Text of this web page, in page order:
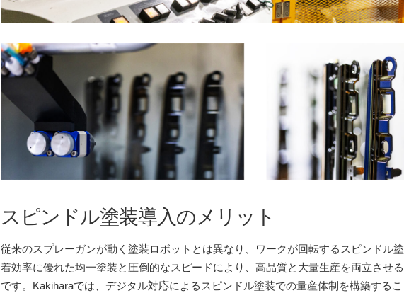
スピンドル塗装導入のメリット
従来のスプレーガンが動く塗装ロボットとは異なり、ワークが回転するスピンドル
着効率に優れた均一塗装と圧倒的なスピードにより、高品質と大量生産を両立させ
です。Kakiharaでは、デジタル対応によるスピンドル塗装での量産体制を構築する